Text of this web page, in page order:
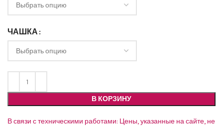
ЧАШКА
В КОРЗИНУ
В связи с техническими работами: Цены, указанные на сайте, не